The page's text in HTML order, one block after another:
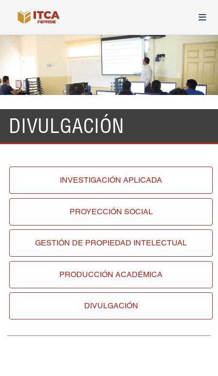
DIVULGACIÓN
INVESTIGACIÓNAPLICADA
PROYECCIÓN SOCIAL
GESTIÓN DE PROPIEDAD INTELECTUAL
PRODUCCIÓN ACADÉMICA
DIVULGACIÓN